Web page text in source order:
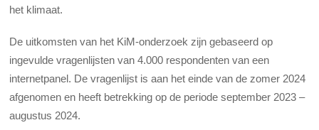
het klimaat.
De uitkomsten van het KiM-onderzoek zijn gebaseerd op
ingevulde vragenlijsten van 4.000 respondenten van een
internetpanel. De vragenlijst is aan het einde van de zomer 2024
afgenomen en heeft betrekking op de periode september 2023 –
augustus 2024.